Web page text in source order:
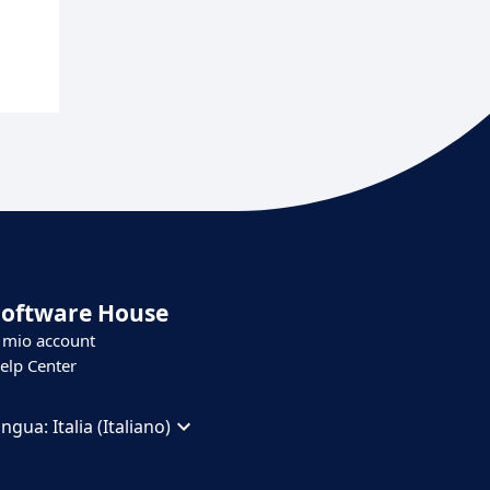
House
account
Center
Italia (Italiano)